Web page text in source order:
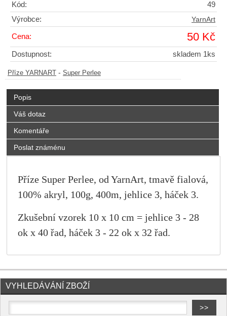
Kód:
49
Výrobce:
YarnArt
Cena: 50 Kč
Dostupnost: skladem 1ks
Příze YARNART - Super Perlee
Popis
Váš dotaz
Komentáře
Poslat známénu
Příze Super Perlee, od YarnArt, tmavě fialová,
100% akryl, 100g, 400m, jehlice 3, háček 3.
Zkušební vzorek 10 x 10 cm = jehlice 3 - 28
ok x 40 řad, háček 3 - 22 ok x 32 řad.
VYHLEDÁVÁNÍ ZBOŽÍ